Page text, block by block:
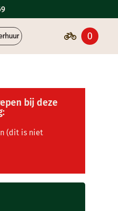
0
bij deze
(dit is niet